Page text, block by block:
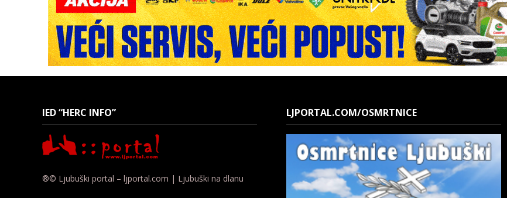
IED “HERC INFO”
®© Ljubuški portal – ljportal.com | Ljubuški na dlanu
LJPORTAL.COM/OSMRTNICE